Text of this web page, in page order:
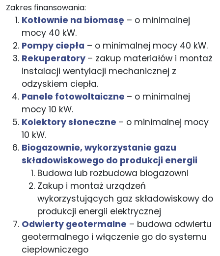
Zakres finansowania:
Kotłownie na biomasę – o minimalnej
mocy 40 kW.
Pompy ciepła – o minimalnej mocy 40 kW.
Rekuperatory – zakup materiałów i montaż
instalacji wentylacji mechanicznej z
odzyskiem ciepła.
Panele fotowoltaiczne – o minimalnej
mocy 10 kW.
Kolektory słoneczne – o minimalnej mocy
10 kW.
Biogazownie, wykorzystanie gazu
składowiskowego do produkcji energii​
​Budowa lub rozbudowa biogazowni​
Zakup i montaż urządzeń
wykorzystujących gaz składowiskowy do
produkcji energii elektrycznej
Odwierty geotermalne – budowa odwiertu
geotermalnego i włączenie go do systemu
ciepłowniczego